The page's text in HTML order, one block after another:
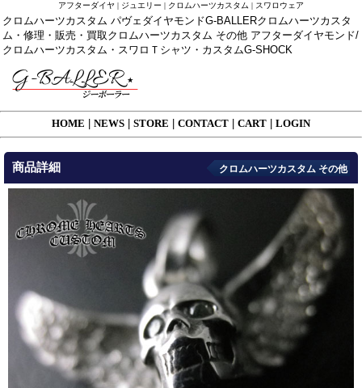
アフターダイヤ | ジュエリー | クロムハーツカスタム | スワロウェア
クロムハーツカスタム パヴェダイヤモンドG-BALLERクロムハーツカスタ
ム・修理・販売・買取クロムハーツカスタム その他 アフターダイヤモンド/
クロムハーツカスタム・スワロＴシャツ・カスタムG-SHOCK
HOME NEWS STORE CONTACT CART LOGIN
商品詳細 クロムハーツカスタム その他